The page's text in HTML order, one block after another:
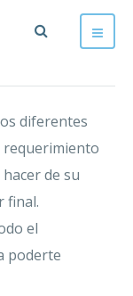
diferentes
requerimiento
de su
final.
el
poderte